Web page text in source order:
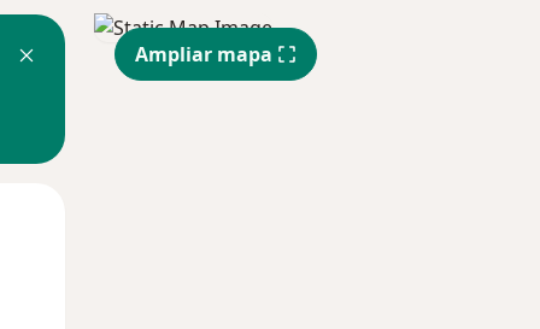
Ampliar mapa